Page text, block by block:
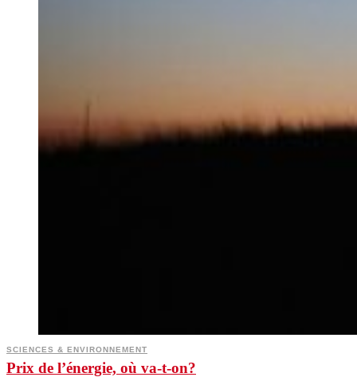
SCIENCES & ENVIRONNEMENT
Prix de l’énergie, où va-t-on?